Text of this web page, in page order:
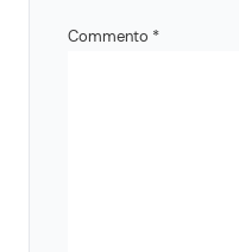
Commento *